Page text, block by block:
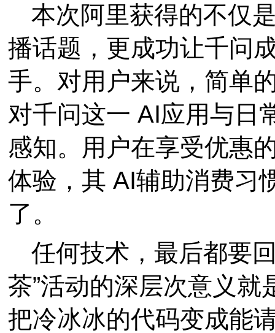
本次阿里获得的不仅
播话题，更成功让千问
手。对用户来说，简单
对千问这一 AI应用与日
感知。用户在享受优惠
体验，其 AI辅助消费习
了。
任何技术，最后都要
茶”活动的深层次意义
把冷冰冰的代码变成能